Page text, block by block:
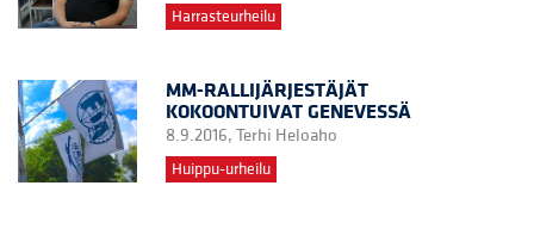
Harrasteurheilu
MM-RALLIJÄRJESTÄJÄT
KOKOONTUIVAT GENEVESSÄ
8.9.2016, Terhi Heloaho
Huippu-urheilu